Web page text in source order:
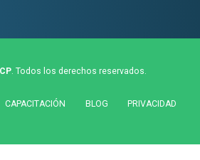
. Todos los derechos reservados.
CAPACITACIÓN BLOG
PRIVACIDAD